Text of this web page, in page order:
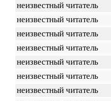
неизвестный читатель
неизвестный читатель
неизвестный читатель
неизвестный читатель
неизвестный читатель
неизвестный читатель
неизвестный читатель